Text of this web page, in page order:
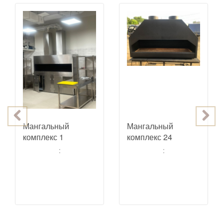
Мангальный
комплекс 1
:
Мангальный
комплекс 24
: